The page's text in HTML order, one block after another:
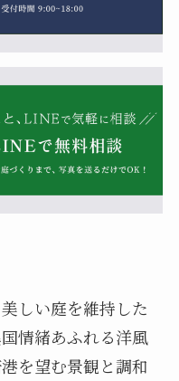
しい庭を維持した
情緒あふれる洋風
を望む景観と調和